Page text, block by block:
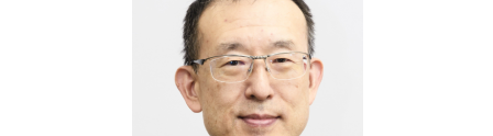
イベントの共催・後援
連携協力団体からのお知らせ
入会・各種手続き